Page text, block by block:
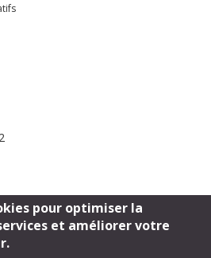
pour optimiser la
et améliorer votre